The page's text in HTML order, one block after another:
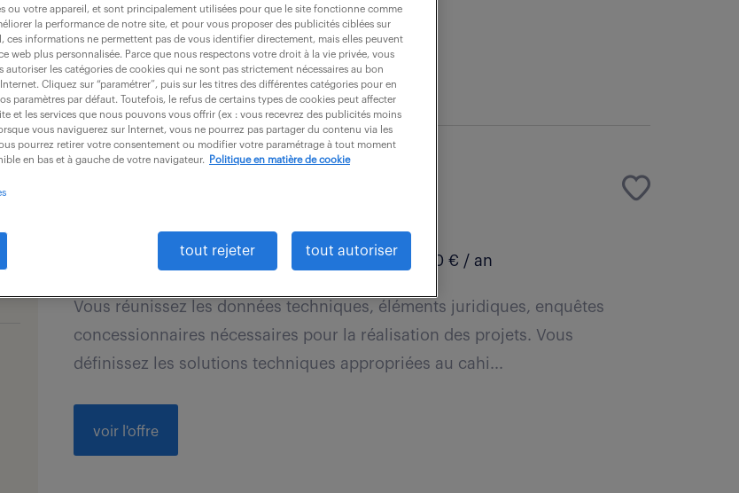
recevoir les offres par mail
Toulouse (31) CDI 30 000 - 35 000 € / an
Vous réunissez les données techniques, éléments juridiques, enquêtes
concessionnaires nécessaires pour la réalisation des projets. Vous
définissez les solutions techniques appropriées au cahi...
voir l'offre
ou votre appareil, et sont principalement utilisées pour que le site fonctionne comme
la performance de notre site, et pour vous proposer des publicités ciblées sur
ces informations ne permettent pas de vous identifier directement, mais elles peuvent
web plus personnalisée. Parce que nous respectons votre droit à la vie privée, vous
autoriser les catégories de cookies qui ne sont pas strictement nécessaires au bon
Cliquez sur “paramétrer”, puis sur les titres des différentes catégories pour en
paramètres par défaut. Toutefois, le refus de certains types de cookies peut affecter
et les services que nous pouvons vous offrir (ex : vous recevrez des publicités moins
vous naviguerez sur Internet, vous ne pourrez pas partager du contenu via les
pourrez retirer votre consentement ou modifier votre paramétrage à tout moment
en bas et à gauche de votre navigateur.
Politique en matière de cookie
tout rejeter tout autoriser